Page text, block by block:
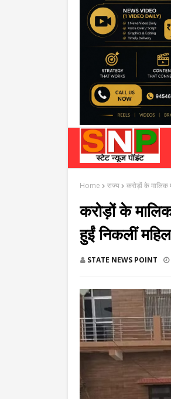
Home राज्य करोड़ों के मालिक
करोड़ों के
हुईं निकलीं
STATE NEWS POINT